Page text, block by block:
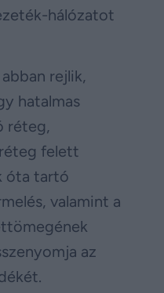
hálózatot
rejlik,
hatalmas
réteg,
felett
óta tartó
valamint a
az